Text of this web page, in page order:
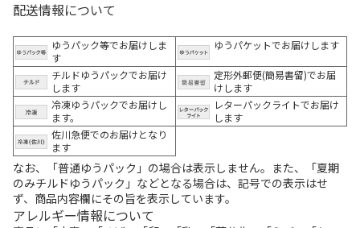
配送情報について
ゆうパック等でお届けしま
す
ゆうパケットでお届けします
チルドゆうパックでお届け
します
定形外郵便(簡易書留)でお届
けします
冷凍ゆうパックでお届けし
ます。
レターパックライトでお届け
します
佐川急便でのお届けとなり
ます
なお、「普通ゆうパック」の場合は表示しません。また、「夏期
のみチルドゆうパック」などとなる場合は、記号での表示はせ
ず、商品内容欄にその旨を表示しています。
アレルギー情報について